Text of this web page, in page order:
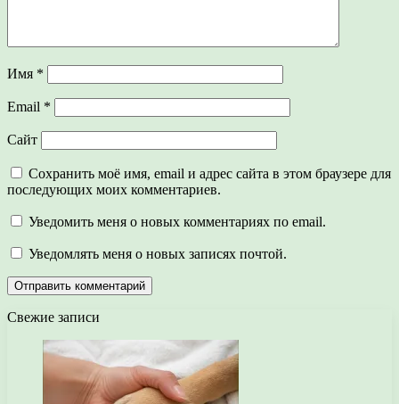
Имя *
Email *
Сайт
Сохранить моё имя, email и адрес сайта в этом браузере для
последующих моих комментариев.
Уведомить меня о новых комментариях по email.
Уведомлять меня о новых записях почтой.
Свежие записи